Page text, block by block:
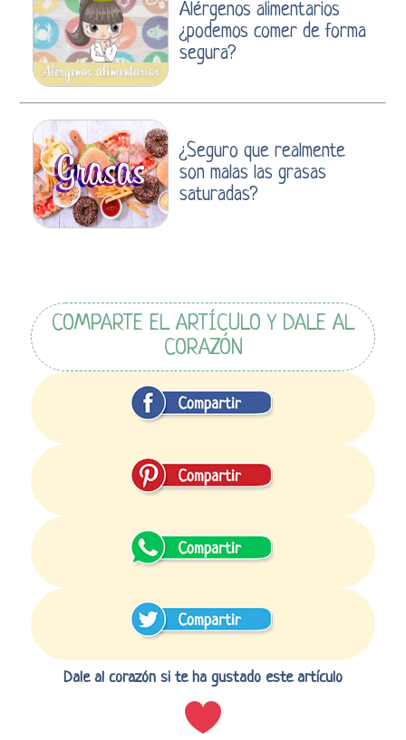
Alérgenos alimentarios
¿podemos comer de forma
segura?
¿Seguro que realmente
son malas las grasas
saturadas?
COMPARTE EL ARTÍCULO Y DALE AL
CORAZÓN
Dale al corazón si te ha gustado este artículo